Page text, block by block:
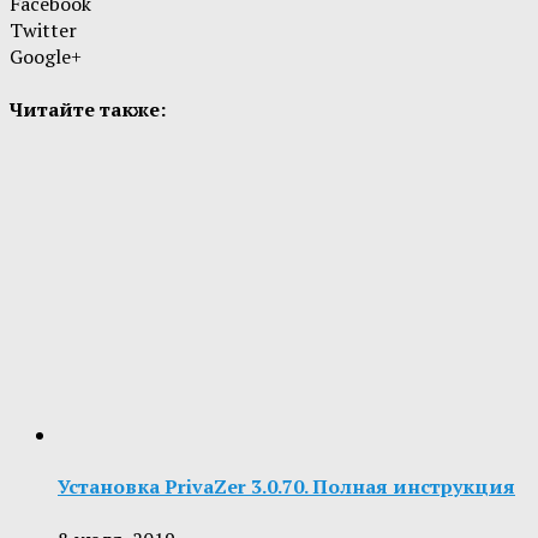
Twitter
Google+
Читайте также:
Установка PrivaZer 3.0.70. Полная инструкция